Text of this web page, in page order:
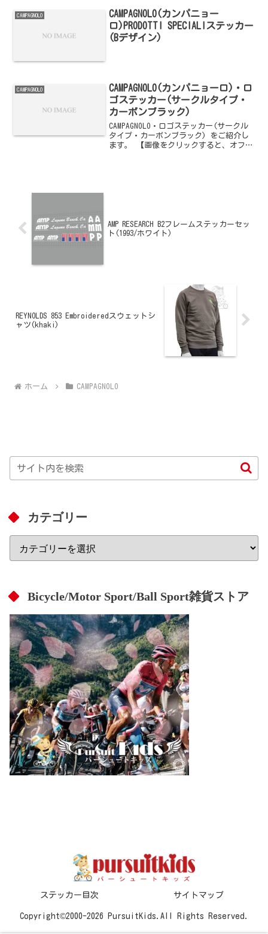
CAMPAGNOLO
CAMPAGNOLO(カンパニョー
ロ)PRODOTTI SPECIALIステッカー
(Bデザイン)
CAMPAGNOLO
CAMPAGNOLO(カンパニョーロ)・ロ
ゴステッカー(サークルタイプ・
カーボンブラック)
CAMPAGNOLO・ロゴステッカー(サークル
タイプ・カーボンブラック) をご紹介し
ます。 【画像をクリックすると、オフィ
AMP RESEARCH B2フレームステッカーセッ
ト(1993/ホワイト)
REYNOLDS 853 Embroideredスウェットシ
ャツ(khaki)
ホーム CAMPAGNOLO
カテゴリー
Bicycle/Motor Sport/Ball Sport雑貨ストア
ステッカー目次 サイトマップ
Copyright©2000-2026 PursuitKids.All Rights Reserved.